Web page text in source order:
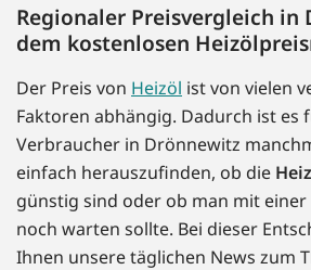
Regionaler Preisvergleich
dem kostenlosen
Der Preis von Heizöl ist von vielen
Faktoren abhängig. Dadurch ist es
Verbraucher in Drönnewitz
einfach herauszufinden, ob die
günstig sind oder ob man mit
noch warten sollte. Bei dieser
Ihnen unsere täglichen News zum